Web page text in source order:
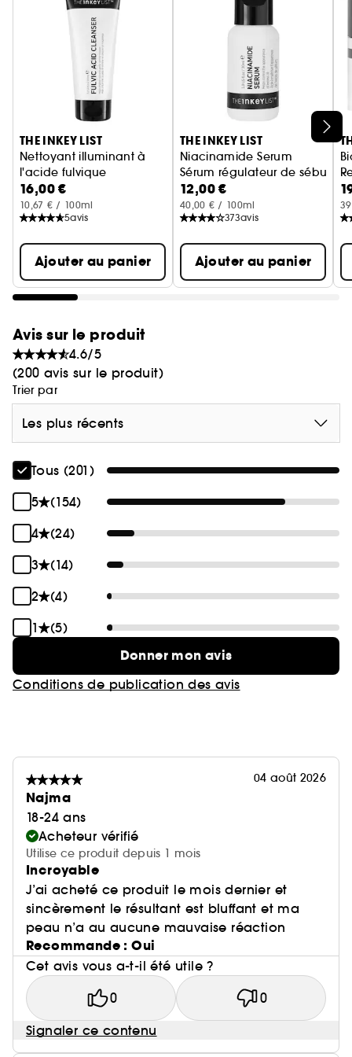
Ignorer le carrousel produits
THE INKEY LIST
Nettoyant illuminant à
l'acide fulvique
16,00 €
10,67 € / 100ml
5avis
Ajouter au panier
THE INKEY LIST
Niacinamide Serum
Sérum régulateur de sébum
12,00 €
40,00 € / 100ml
373avis
Ajouter au panier
Avis sur le produit
4.6/5
(200 avis sur le produit)
Trier par
Les plus récents
Tous (201)
5
(154)
4
(24)
3
(14)
2
(4)
1
(5)
Donner mon avis
Conditions de publication des avis
04 août 2026
Najma
18-24 ans
Acheteur vérifié
Utilise ce produit depuis 1 mois
Incroyable
J’ai acheté ce produit le mois dernier et
sincèrement le résultant est bluffant et ma
peau n’a au aucune mauvaise réaction
Recommande : Oui
Cet avis vous a-t-il été utile ?
0 0
Signaler ce contenu